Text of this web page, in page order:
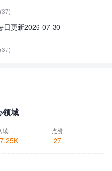
日更新2026-07-30
领域
读 点赞
27